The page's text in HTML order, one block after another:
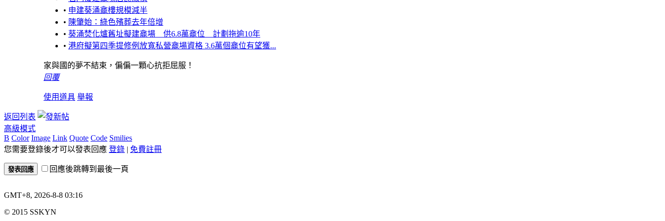
• 申建葵涌龕樓規模減半
• 陳肇始：綠色殯葬去年倍增
• 葵涌焚化爐舊址擬建龕場 供6.8萬龕位 計劃拖逾10年
• 港府擬第四季提修例放寬私營龕場資格 3.6萬個龕位有望獲...
家與國的夢不結束，偏偏一顆心抗拒屈服！
回覆
使用道具 舉報
返回列表
高級模式
B Color Image Link Quote Code Smilies
您需要登錄後才可以發表回應 登錄 | 免費註冊
發表回應 回應後跳轉到最後一頁
GMT+8, 2026-8-8 03:16
© 2015 SSKYN